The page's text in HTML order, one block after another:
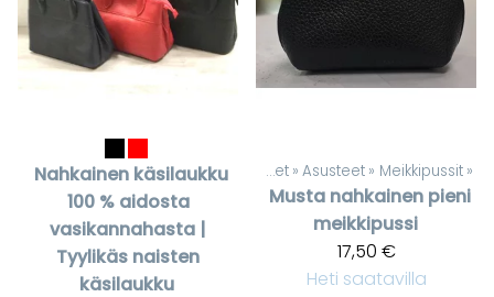
Nahkainen käsilaukku
100 % aidosta
vasikannahasta |
Tyylikäs naisten
käsilaukku
Tuotteet ‪» Asusteet ‪» Meikkipussit ‪»
Musta nahkainen pieni
meikkipussi
17,50 €
Heti saatavilla